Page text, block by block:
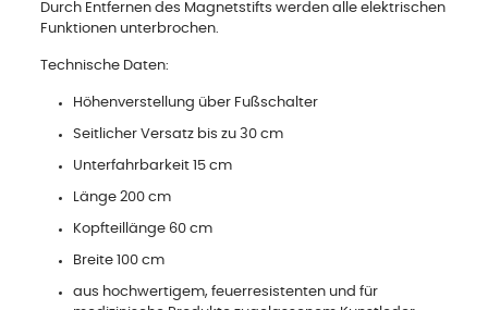
Durch Entfernen des Magnetstifts werden alle elektrischen
Funktionen unterbrochen.
Technische Daten:
Höhenverstellung über Fußschalter
Seitlicher Versatz bis zu 30 cm
Unterfahrbarkeit 15 cm
Länge 200 cm
Kopfteillänge 60 cm
Breite 100 cm
aus hochwertigem, feuerresistenten und für